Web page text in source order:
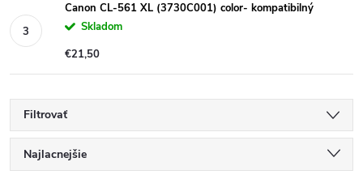
Canon CL-561 XL (3730C001) color- kompatibilný
Skladom
€21,50
Filtrovať
R
Najlacnejšie